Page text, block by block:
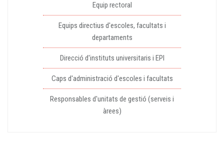
Equip rectoral
Equips directius d'escoles, facultats i
departaments
Direcció d'instituts universitaris i EPI
Caps d'administració d'escoles i facultats
Responsables d'unitats de gestió (serveis i
àrees)